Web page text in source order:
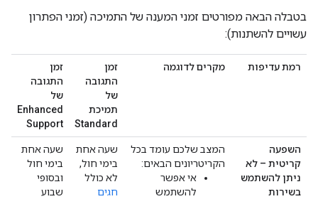
בטבלה הבאה מפורטים זמני המענה של התמיכה (זמני הפתרון
עשויים להשתנות):
רמת עדיפות מקרים לדוגמה
זמן
התגובה
של
תמיכת
Standard
זמן
התגובה
של
Enhanced
Support
השפעה
קריטית – לא
ניתן להשתמש
בשירות
המצב שלכם עומד בכל
הקריטריונים הבאים:
אי אפשר
להשתמש
שעה אחת
בימי חול,
לא כולל
חגים
שעה אחת
בימי חול
ובסופי
שבוע